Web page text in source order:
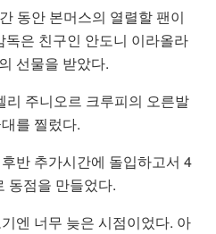
동안 본머스의 열렬할 팬이
독은 친구인 안도니 이라올라
선물을 받았다.
리 주니오르 크루피의 오른발
를 찔렀다.
반 추가시간에 돌입하고서 4
동점을 만들었다.
엔 너무 늦은 시점이었다. 아